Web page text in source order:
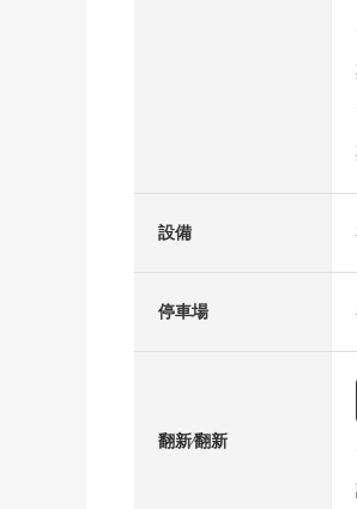
設備
停車場
翻新⁄翻新